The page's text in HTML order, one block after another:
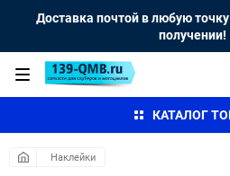
Доставка почтой в любую
получении!
КАТАЛОГ
Наклейки